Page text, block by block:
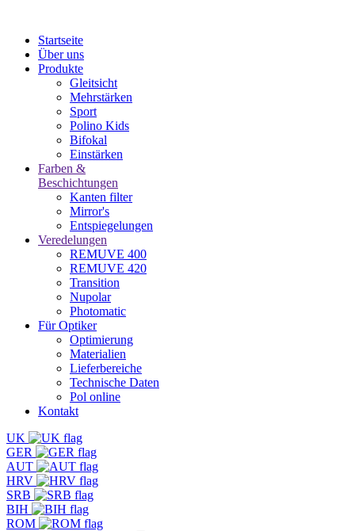
Startseite
Über uns
Produkte
Gleitsicht
Mehrstärken
Sport
Polino Kids
Bifokal
Einstärken
Farben &
Beschichtungen
Kanten filter
Mirror's
Entspiegelungen
Veredelungen
REMUVE 400
REMUVE 420
Transition
Nupolar
Photomatic
Für Optiker
Optimierung
Materialien
Lieferbereiche
Technische Daten
Pol online
Kontakt
UK
GER
AUT
HRV
SRB
BIH
ROM